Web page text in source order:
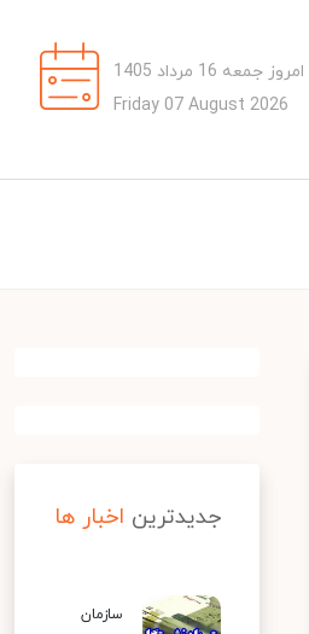
امروز جمعه 16 مرداد 1405
Friday 07 August 2026
جدیدترین اخبار ها
سازمان